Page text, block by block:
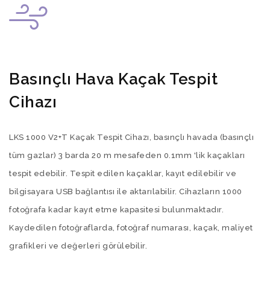
Basınçlı Hava Kaçak Tespit
Cihazı
LKS 1000 V2+T Kaçak Tespit Cihazı, basınçlı havada (basınçlı
tüm gazlar) 3 barda 20 m mesafeden 0.1mm 'lik kaçakları
tespit edebilir. Tespit edilen kaçaklar, kayıt edilebilir ve
bilgisayara USB bağlantısı ile aktarılabilir. Cihazların 1000
fotoğrafa kadar kayıt etme kapasitesi bulunmaktadır.
Kaydedilen fotoğraflarda, fotoğraf numarası, kaçak, maliyet
grafikleri ve değerleri görülebilir.